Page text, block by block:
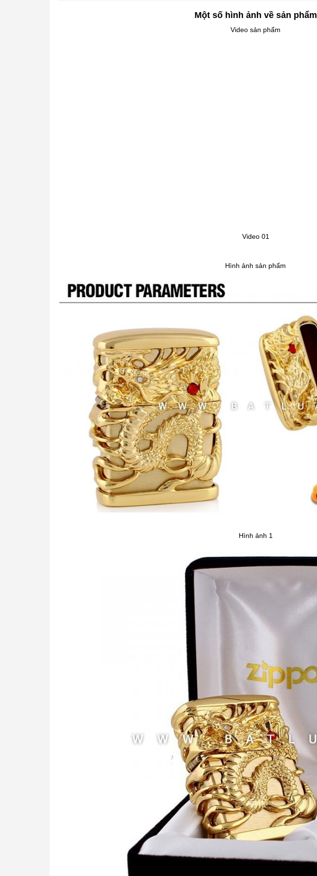
Một số hình ảnh về sản phẩm
Video sản phẩm
Video 01
Hình ảnh sản phẩm
Hình ảnh 1